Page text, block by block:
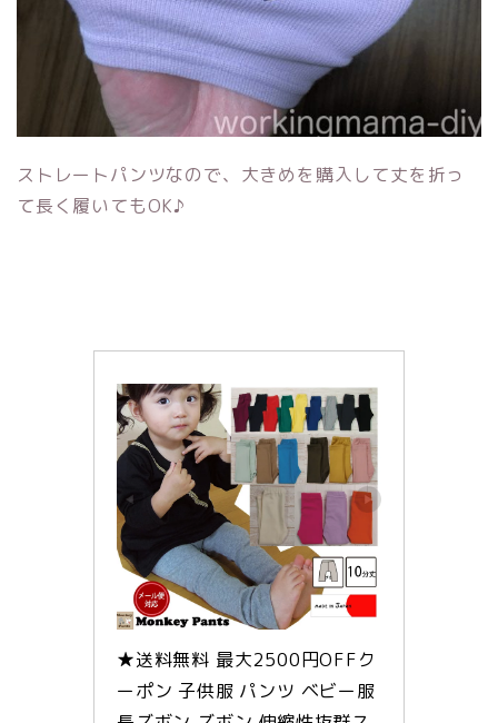
ストレートパンツなので、大きめを購入して丈を折っ
て長く履いてもOK♪
★送料無料 最大2500円OFFク
ーポン 子供服 パンツ ベビー服